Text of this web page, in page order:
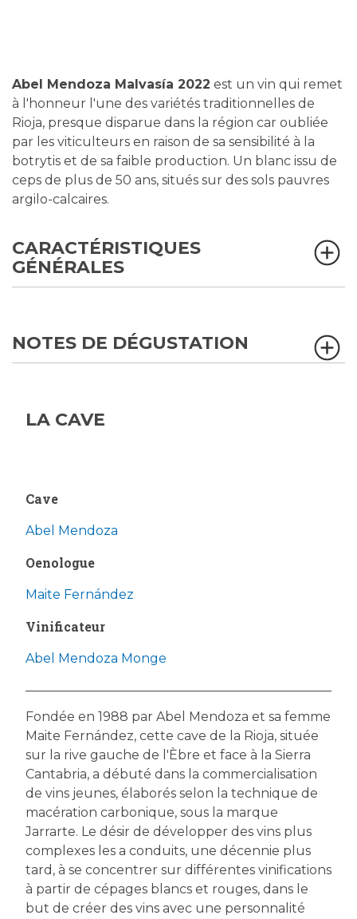
Abel Mendoza Malvasía 2022 est un vin qui remet
à l'honneur l'une des variétés traditionnelles de
Rioja, presque disparue dans la région car oubliée
par les viticulteurs en raison de sa sensibilité à la
botrytis et de sa faible production. Un blanc issu de
ceps de plus de 50 ans, situés sur des sols pauvres
argilo-calcaires.
CARACTÉRISTIQUES
GÉNÉRALES
NOTES DE DÉGUSTATION
LA CAVE
Cave
Abel Mendoza
Oenologue
Maite Fernández
Vinificateur
Abel Mendoza Monge
Fondée en 1988 par Abel Mendoza et sa femme
Maite Fernández, cette cave de la Rioja, située
sur la rive gauche de l'Èbre et face à la Sierra
Cantabria, a débuté dans la commercialisation
de vins jeunes, élaborés selon la technique de
macération carbonique, sous la marque
Jarrarte. Le désir de développer des vins plus
complexes les a conduits, une décennie plus
tard, à se concentrer sur différentes vinifications
à partir de cépages blancs et rouges, dans le
but de créer des vins avec une personnalité